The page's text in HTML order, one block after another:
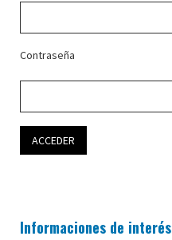
Contraseña
Informaciones de interés